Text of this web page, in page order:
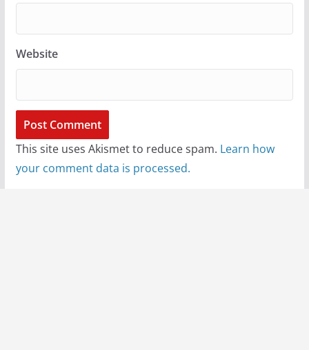
Website
This site uses Akismet to reduce spam. Learn how
your comment data is processed.